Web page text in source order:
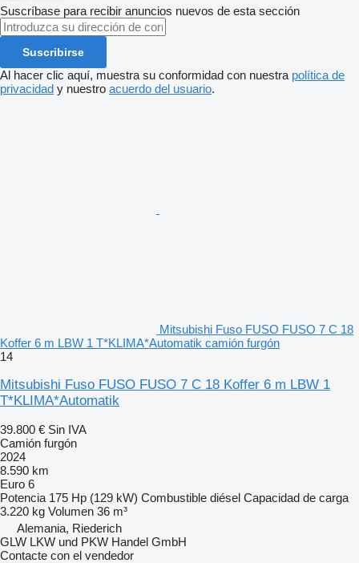
Suscríbase para recibir anuncios nuevos de esta sección
Suscribirse
Al hacer clic aquí, muestra su conformidad con nuestra política de
privacidad y nuestro acuerdo del usuario.
Mitsubishi Fuso FUSO FUSO 7 C 18
Koffer 6 m LBW 1 T*KLIMA*Automatik camión furgón
14
Mitsubishi Fuso FUSO FUSO 7 C 18 Koffer 6 m LBW 1
T*KLIMA*Automatik
39.800 € Sin IVA
Camión furgón
2024
8.590 km
Euro 6
Potencia 175 Hp (129 kW) Combustible diésel Capacidad de carga
3.220 kg Volumen 36 m³
Alemania, Riederich
GLW LKW und PKW Handel GmbH
Contacte con el vendedor